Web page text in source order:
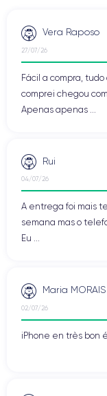
Vera Raposo
27/07/26
Fácil a compra,
comprei chegou
Apenas apenas ...
Rui
04/07/26
A entrega foi mais
semana mas o
Eu ...
Maria MORAIS
02/07/26
iPhone en très bon